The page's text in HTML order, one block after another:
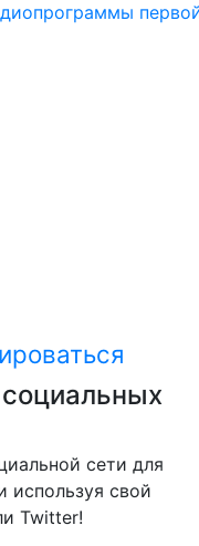
сети для
используя свой
Twitter!